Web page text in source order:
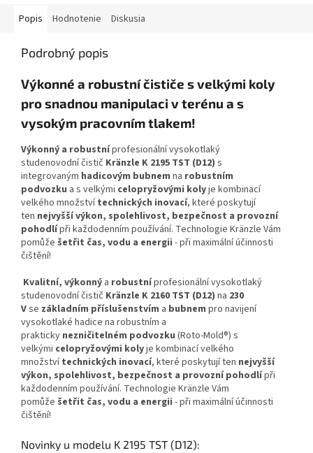
Popis Hodnotenie Diskusia
Podrobný popis
Výkonné a robustní čističe s velkými koly
pro snadnou manipulaci v terénu a s
vysokým pracovním tlakem!
Výkonný a robustníprofesionální vysokotlaký
studenovodní čistič Kränzle K 2195 TST (D12) s
integrovaným hadicovým bubnem na robustním
podvozku a s velkými celopryžovými kolyje kombinací
velkého množstvítechnických inovací, které poskytují
ten nejvyšší výkon, spolehlivost, bezpečnost a provozní
pohodlípři každodenním používání. Technologie Kränzle Vám
pomůže šetřit čas, vodu a energii - při maximální účinnosti
čištění!
Kvalitní, výkonný a robustníprofesionální vysokotlaký
studenovodní čistič Kränzle K 2160 TST (D12) na 230
Vse základním příslušenstvím a bubnem pro navijení
vysokotlaké hadice na robustním a
prakticky nezničitelném podvozku (Roto-Mold®) s
velkými celopryžovými kolyje kombinací velkého
množstvítechnických inovací, které poskytují ten nejvyšší
výkon, spolehlivost, bezpečnost a provozní pohodlípři
každodenním používání. Technologie Kränzle Vám
pomůže šetřit čas, vodu a energii - při maximální účinnosti
čištění!
Novinky u modelu K 2195 TST (D12):